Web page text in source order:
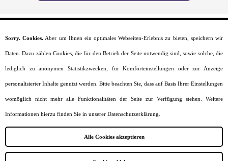
Moral
Lesealter
Szenarien
Kurzgeschichten
Impressum
Datenschutz
Sitemap
Sorry. Cookies. Aber um Ihnen ein optimales Webseiten-Erlebnis zu bieten, speichern wir
Daten. Dazu zählen Cookies, die für den Betrieb der Seite notwendig sind, sowie solche, die
lediglich zu anonymen Statistikzwecken, für Komforteinstellungen oder zur Anzeige
personalisierter Inhalte genutzt werden. Bitte beachten Sie, dass auf Basis Ihrer Einstellungen
womöglich nicht mehr alle Funktionalitäten der Seite zur Verfügung stehen. Weitere
Informationen hierzu finden Sie in unserer Datenschutzerklärung.
Alle Cookies akzeptieren